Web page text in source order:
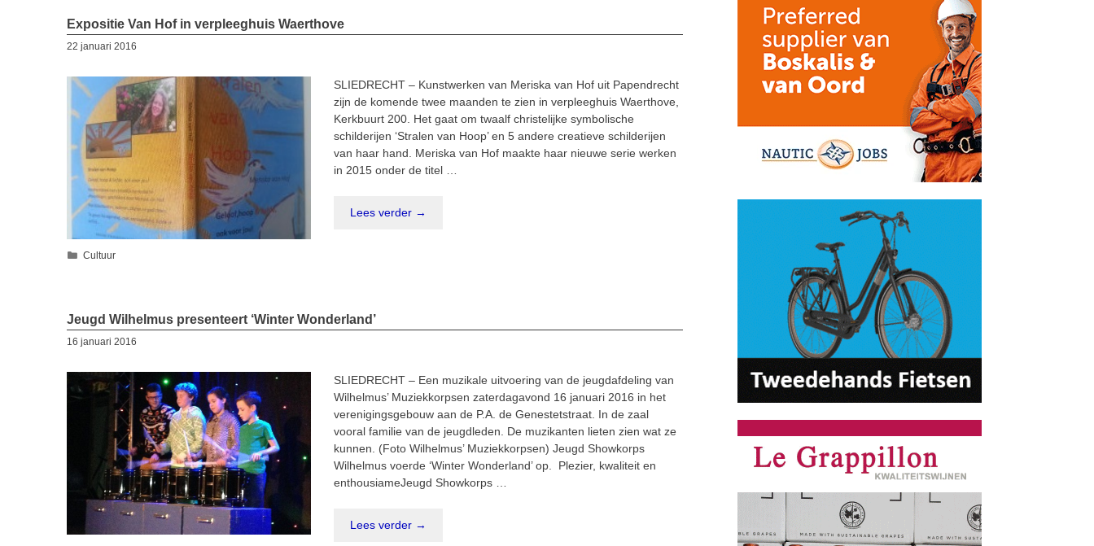
Expositie Van Hof in verpleeghuis Waerthove
22 januari 2016
SLIEDRECHT – Kunstwerken van Meriska van Hof uit Papendrecht
zijn de komende twee maanden te zien in verpleeghuis Waerthove,
Kerkbuurt 200. Het gaat om twaalf christelijke symbolische
schilderijen ‘Stralen van Hoop’ en 5 andere creatieve schilderijen
van haar hand. Meriska van Hof maakte haar nieuwe serie werken
in 2015 onder de titel …
Lees verder →
Categorieën
Cultuur
Jeugd Wilhelmus presenteert ‘Winter Wonderland’
16 januari 2016
SLIEDRECHT – Een muzikale uitvoering van de jeugdafdeling van
Wilhelmus’ Muziekkorpsen zaterdagavond 16 januari 2016 in het
verenigingsgebouw aan de P.A. de Genestetstraat. In de zaal
vooral familie van de jeugdleden. De muzikanten lieten zien wat ze
kunnen. (Foto Wilhelmus’ Muziekkorpsen) Jeugd Showkorps
Wilhelmus voerde ‘Winter Wonderland’ op. Plezier, kwaliteit en
enthousiameJeugd Showkorps …
Lees verder →